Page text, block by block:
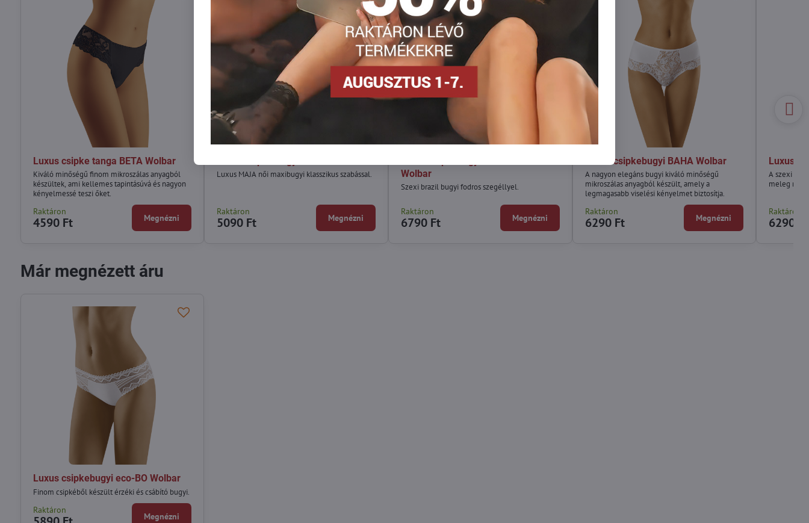
Luxus csipke tanga BETA Wolbar
Kiváló minőségű finom mikroszálas anyagból
készültek, ami kellemes tapintásúvá és nagyon
kényelmessé teszi őket.
Raktáron
4590 Ft Megnézni
Luxus MAJA női maxibugyi klasszikus szabással.
Raktáron
5090 Ft Megnézni
Wolbar
Szexi brazil bugyi fodros szegéllyel.
Raktáron
6790 Ft Megnézni
Luxus csipkebugyi BAHA Wolbar
A nagyon elegáns bugyi kiváló minőségű
mikroszálas anyagból készült, amely a
legmagasabb viselési kényelmet biztosítja.
Raktáron
6290 Ft Megnézni
Luxus
A szexi és
meleg
Raktáron
6290 Ft
Már megnézett áru
Luxus csipkebugyi eco-BO Wolbar
Finom csipkéből készült érzéki és csábító bugyi.
Raktáron
Megnézni